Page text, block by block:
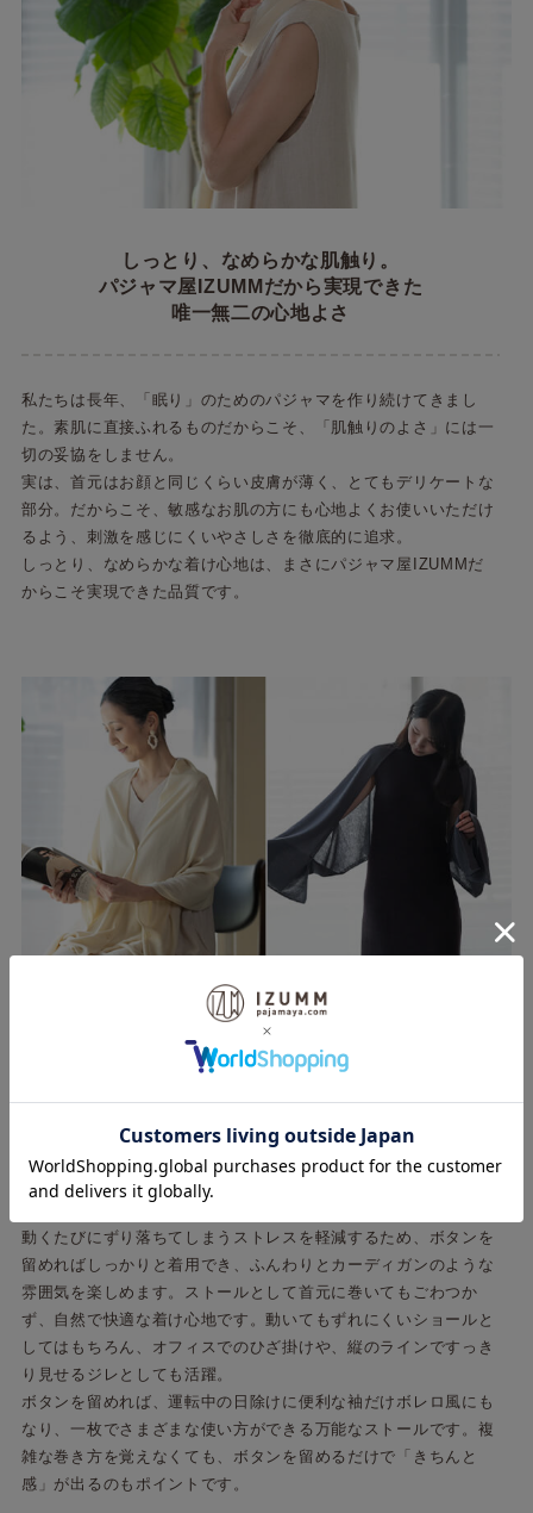
しっとり、なめらかな肌触り。
パジャマ屋IZUMMだから実現できた
唯一無二の心地よさ
私たちは長年、「眠り」のためのパジャマを作り続けてきまし
た。素肌に直接ふれるものだからこそ、「肌触りのよさ」には一
切の妥協をしません。
実は、首元はお顔と同じくらい皮膚が薄く、とてもデリケートな
部分。だからこそ、敏感なお肌の方にも心地よくお使いいただけ
るよう、刺激を感じにくいやさしさを徹底的に追求。
しっとり、なめらかな着け心地は、まさにパジャマ屋IZUMMだ
からこそ実現できた品質です。
動くたびにずり落ちてしまうストレスを軽減するため、ボタンを
留めればしっかりと着用でき、ふんわりとカーディガンのような
雰囲気を楽しめます。ストールとして首元に巻いてもごわつか
ず、自然で快適な着け心地です。動いてもずれにくいショールと
してはもちろん、オフィスでのひざ掛けや、縦のラインですっき
り見せるジレとしても活躍。
ボタンを留めれば、運転中の日除けに便利な袖だけボレロ風にも
なり、一枚でさまざまな使い方ができる万能なストールです。複
雑な巻き方を覚えなくても、ボタンを留めるだけで「きちんと
感」が出るのもポイントです。